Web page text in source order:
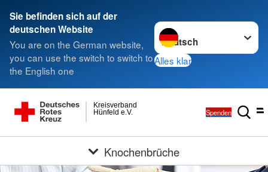
Sie befinden sich auf der
deutschen Website
You are on the German website,
you can use the switch to switch to
the English one
Sprache wechseln zu
Alles klar
Hünfeld e.V.
Kreisverband
Spenden
Knochenbrüche